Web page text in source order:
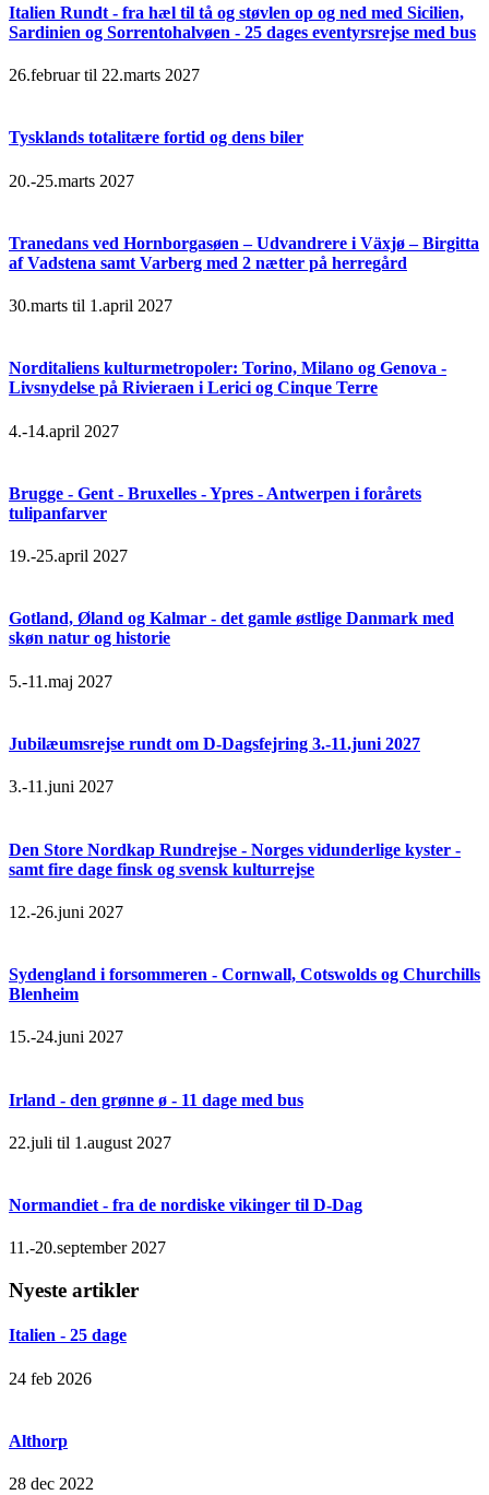
Italien Rundt - fra hæl til tå og støvlen op og ned med Sicilien,
Sardinien og Sorrentohalvøen - 25 dages eventyrsrejse med bus
26.februar til 22.marts 2027
Tysklands totalitære fortid og dens biler
20.-25.marts 2027
Tranedans ved Hornborgasøen – Udvandrere i Växjø – Birgitta
af Vadstena samt Varberg med 2 nætter på herregård
30.marts til 1.april 2027
Norditaliens kulturmetropoler: Torino, Milano og Genova -
Livsnydelse på Rivieraen i Lerici og Cinque Terre
4.-14.april 2027
Brugge - Gent - Bruxelles - Ypres - Antwerpen i forårets
tulipanfarver
19.-25.april 2027
Gotland, Øland og Kalmar - det gamle østlige Danmark med
skøn natur og historie
5.-11.maj 2027
Jubilæumsrejse rundt om D-Dagsfejring 3.-11.juni 2027
3.-11.juni 2027
Den Store Nordkap Rundrejse - Norges vidunderlige kyster -
samt fire dage finsk og svensk kulturrejse
12.-26.juni 2027
Sydengland i forsommeren - Cornwall, Cotswolds og Churchills
Blenheim
15.-24.juni 2027
Irland - den grønne ø - 11 dage med bus
22.juli til 1.august 2027
Normandiet - fra de nordiske vikinger til D-Dag
11.-20.september 2027
Nyeste artikler
Italien - 25 dage
24 feb 2026
Althorp
28 dec 2022